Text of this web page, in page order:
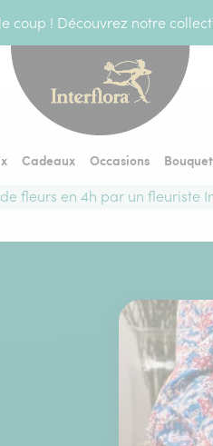
coup ! Découvrez notre
Cadeaux Occasions
fleurs en 4h par un fleuriste